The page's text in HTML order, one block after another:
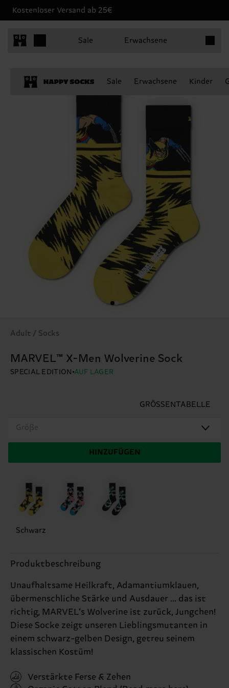
Kostenloser Versand ab 25€
Sale Erwachsene
Sale Erwachsene Kinder
Adult / Socks
MARVEL™ X-Men Wolverine Sock
SPECIAL EDITION AUF LAGER
GRÖSSENTABELLE
Größe
HINZUFÜGEN
Schwarz
Produktbeschreibung
Unaufhaltsame Heilkraft, Adamantiumklauen,
übermenschliche Stärke und Ausdauer ... das ist
richtig, MARVEL‘s Wolverine ist zurück, Jungchen!
Diese Socke zeigt unseren Lieblingsmutanten in
einem schwarz-gelben Design, getreu seinem
klassischen Kostüm!
Verstärkte Ferse & Zehen